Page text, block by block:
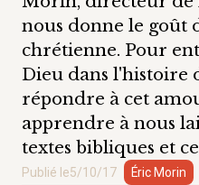
nous donne le goût
chrétienne. Pour
Dieu dans l'histoire
répondre à cet
apprendre à nous
textes bibliques et
Publié le5/10/17 Éric Morin